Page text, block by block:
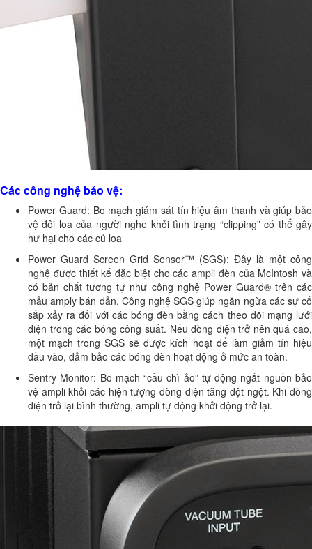
Các công nghệ bảo vệ:
Power Guard: Bo mạch giám sát tín hiệu âm thanh và giúp bảo
vệ đôi loa của người nghe khỏi tình trạng “clipping” có thể gây
hư hại cho các củ loa
Power Guard Screen Grid Sensor™ (SGS): Đây là một công
nghệ được thiết kế đặc biệt cho các ampli đèn của McIntosh và
có bản chất tương tự như công nghệ Power Guard® trên các
mẫu amply bán dẫn. Công nghệ SGS giúp ngăn ngừa các sự cố
sắp xảy ra đối với các bóng đèn bằng cách theo dõi mạng lưới
điện trong các bóng công suất. Nếu dòng điện trở nên quá cao,
một mạch trong SGS sẽ được kích hoạt để làm giảm tín hiệu
đầu vào, đảm bảo các bóng đèn hoạt động ở mức an toàn.
Sentry Monitor: Bo mạch “cầu chì ảo” tự động ngắt nguồn bảo
vệ ampli khỏi các hiện tượng dòng điện tăng đột ngột. Khi dòng
điện trở lại bình thường, ampli tự động khởi động trở lại.